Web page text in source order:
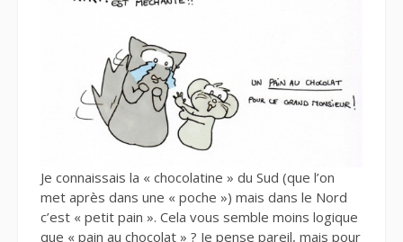
Je connaissais la « chocolatine » du Sud (que l’on
met après dans une « poche ») mais dans le Nord
c’est « petit pain ». Cela vous semble moins logique
que « pain au chocolat » ? Je pense pareil, mais pour